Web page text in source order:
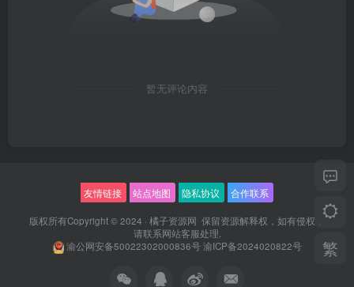
暂无评论内容
友情链接 站点地图 隐私协议 合作联系
版权所有Copyright © 2024 · 橘子资源网 保留资源解释权，如有侵权，
请联系网站客服处理.
渝公网安备50022302000836号 渝ICP备2024020822号 繁